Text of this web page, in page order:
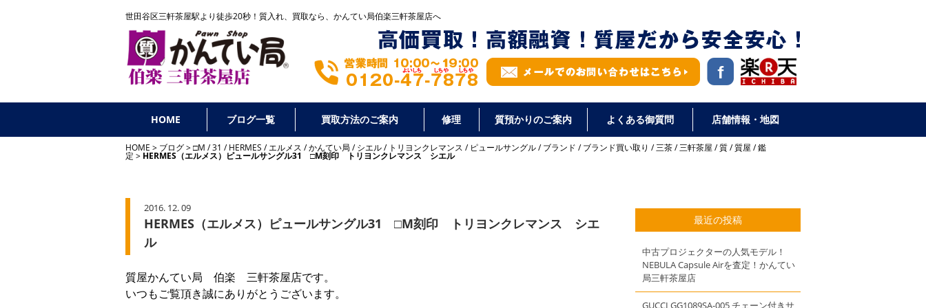
世田谷区三軒茶屋駅より徒歩20秒！ 質入れ、買取なら、かんてい局伯楽三軒茶屋店へ
HOME ブログ一覧 買取方法のご案内 修理 質預かりのご案内 よくある御質問 店舗情報・地図
HOME ブログ □M /31 /HERMES /エルメス /かんてい局 /シエル/ トリヨンクレマンス / ピュールサングル/ブランド /ブランド買い取り /三茶/三軒茶屋 /質/質屋 /鑑
定 HERMES（エルメス）ピュールサングル31 □M刻印 トリヨンクレマンス シエル
2016. 12. 09
HERMES（エルメス）ピュールサングル31 □M刻印 トリヨンクレマンス シエ
ル
質屋かんてい局 伯楽 三軒茶屋店です。
いつもご覧頂き誠にありがとうございます。
最近の投稿
中古プロジェクターの人気モデル！
NEBULA Capsule Airを査定！かんてい
局三軒茶屋店
GUCCI GG1089SA-005 チェーン付きサ